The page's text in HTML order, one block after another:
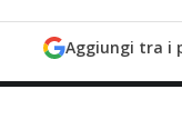
Aggiungi tra i